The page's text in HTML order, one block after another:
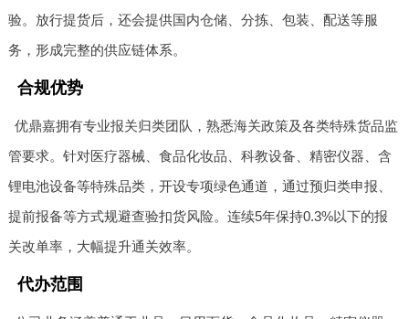
验。放行提货后，还会提供国内仓储、分拣、包装、配送等服
务，形成完整的供应链体系。
合规优势
优鼎嘉拥有专业报关归类团队，熟悉海关政策及各类特殊货品监
管要求。针对医疗器械、食品化妆品、科教设备、精密仪器、含
锂电池设备等特殊品类，开设专项绿色通道，通过预归类申报、
提前报备等方式规避查验扣货风险。连续5年保持0.3%以下的报
关改单率，大幅提升通关效率。
代办范围